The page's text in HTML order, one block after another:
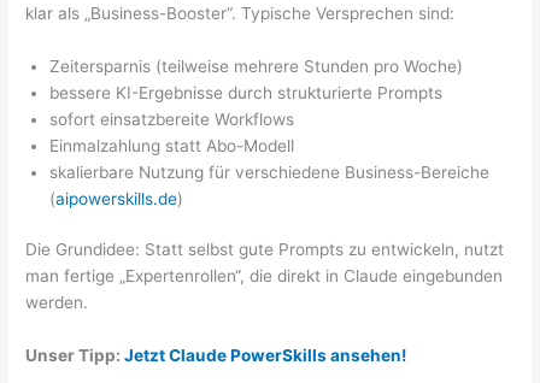
klar als „Business-Booster“. Typische Versprechen sind:
Zeitersparnis (teilweise mehrere Stunden pro Woche)
bessere KI-Ergebnisse durch strukturierte Prompts
sofort einsatzbereite Workflows
Einmalzahlung statt Abo-Modell
skalierbare Nutzung für verschiedene Business-Bereiche
(aipowerskills.de)
Die Grundidee: Statt selbst gute Prompts zu entwickeln, nutzt
man fertige „Expertenrollen“, die direkt in Claude eingebunden
werden.
Unser Tipp:Jetzt Claude PowerSkills ansehen!